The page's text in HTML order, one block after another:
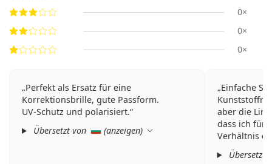
0×
0×
0×
Perfekt als Ersatz für eine
Korrektionsbrille, gute Passform.
UV-Schutz und polarisiert.
Übersetzt von
(anzeigen)
Einfache
aber die
dass ich für
Verhältnis
Übersetzt